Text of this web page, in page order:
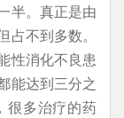
半。真正是由
不到多数。
性消化不良患
能达到三分之
很多治疗的药